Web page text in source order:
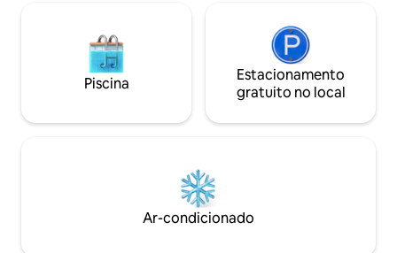
Piscina
Estacionamento
gratuito no local
Ar-condicionado